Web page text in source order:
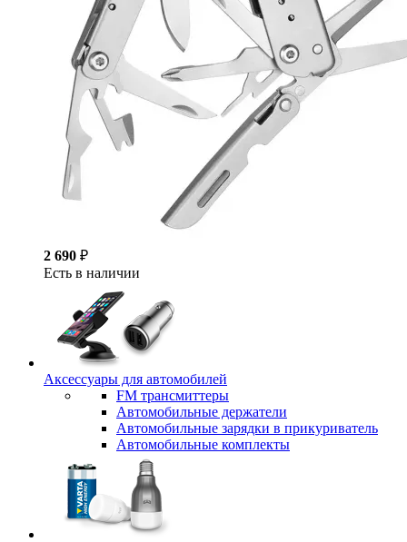
2 690 ₽
Есть в наличии
Аксессуары для автомобилей
FM трансмиттеры
Автомобильные держатели
Автомобильные зарядки в прикуриватель
Автомобильные комплекты